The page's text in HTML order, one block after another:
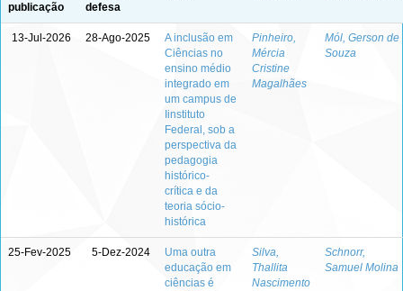
publicação
defesa
13-Jul-2026 28-Ago-2025
A inclusão em
Ciências no
ensino médio
integrado em
um campus de
Iinstituto
Federal, sob a
perspectiva da
pedagogia
histórico-
crítica e da
teoria sócio-
histórica
Pinheiro,
Mércia
Cristine
Magalhães
Mól, Gerson de
Souza
25-Fev-2025 5-Dez-2024
Uma outra
educação em
ciências é
Silva,
Thallita
Nascimento
Schnorr,
Samuel Molina